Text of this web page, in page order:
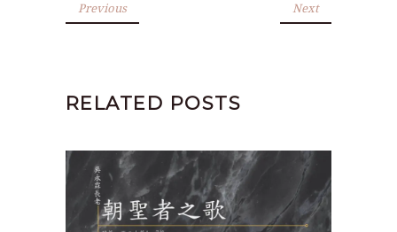
Previous Next
RELATED POSTS